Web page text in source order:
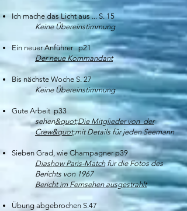
Ich mache das Licht aus ... S. 15
Keine Übereinstimmung
Ein neuer Anführer p21
Der neue Kommandant​
Bis nächste Woche S. 27
Keine Übereinstimmung
Gute Arbeit p33
sehen&quot;Die Mitglieder von der
Crew&quot;mit Details für jeden Seemann
Sieben Grad, wie Champagner p39
Diashow Paris-Match für die Fotos des
Berichts von 1967
Bericht im Fernsehen ausgestrahlt
Übung abgebrochen S.47